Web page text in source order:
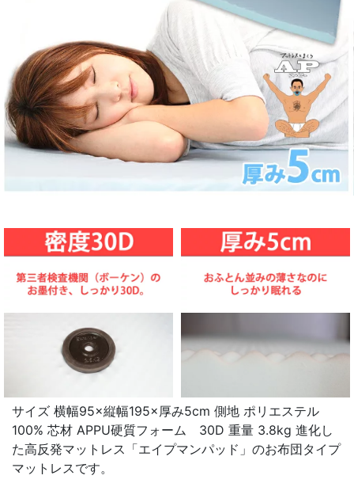
サイズ 横幅95×縦幅195×厚み5cm 側地 ポリエステル
100% 芯材 APPU硬質フォーム 30D 重量 3.8kg 進化し
た高反発マットレス「エイプマンパッド」のお布団タイプ
マットレスです。